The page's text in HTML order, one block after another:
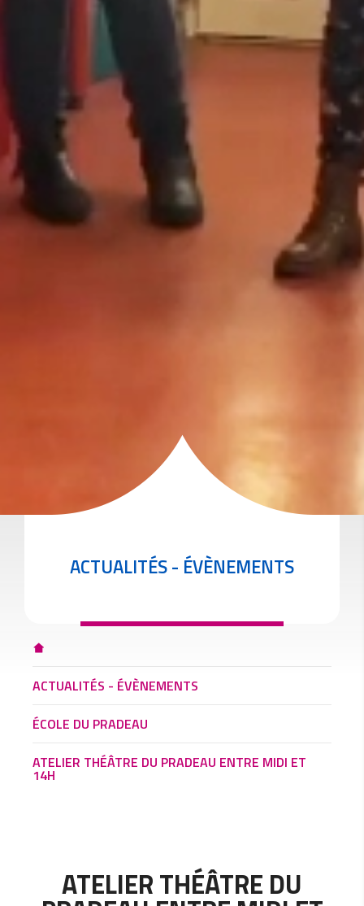
ACTUALITÉS - ÉVÈNEMENTS
ACTUALITÉS - ÉVÈNEMENTS
ÉCOLE DU PRADEAU
ATELIER THÉÂTRE DU PRADEAU ENTRE MIDI ET
14H
ATELIER THÉÂTRE DU